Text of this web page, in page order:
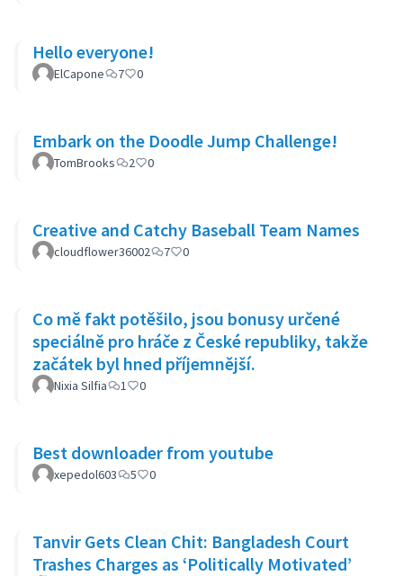
Hello everyone!
ElCapone 7 0
Embark on the Doodle Jump Challenge!
TomBrooks 2 0
Creative and Catchy Baseball Team Names
cloudflower36002 7 0
Co mě fakt potěšilo, jsou bonusy určené
speciálně pro hráče z České republiky, takže
začátek byl hned příjemnější.
Nixia Silfia 1 0
Best downloader from youtube
xepedol603 5 0
Tanvir Gets Clean Chit: Bangladesh Court
Trashes Charges as ‘Politically Motivated’